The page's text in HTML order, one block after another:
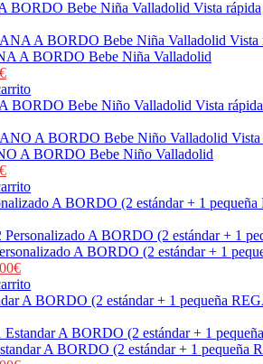
Vista rápida
Vista
A BORDO Bebe Niña Valladolid
€
Vista rápida
Vista
A BORDO Bebe Niño Valladolid
€
A BORDO (2 estándar + 1
€
A BORDO (2 estándar + 1 pequeña